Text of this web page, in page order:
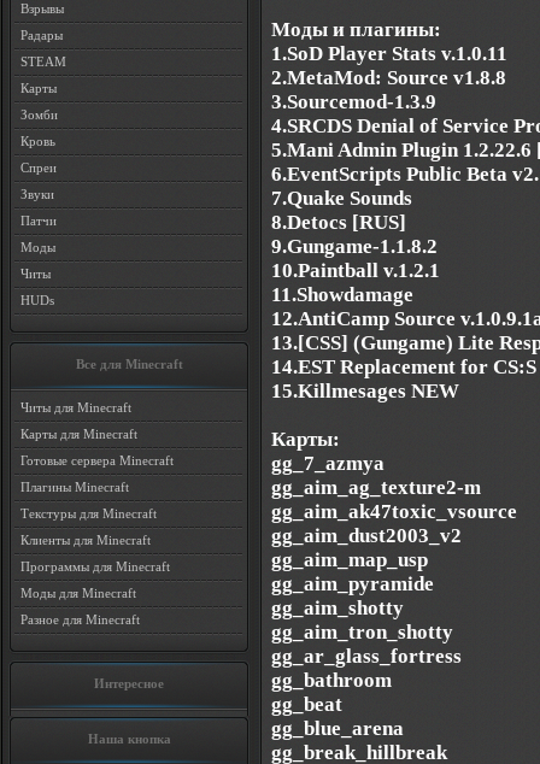
Взрывы
Радары
STEAM
Карты
Зомби
Кровь
Спреи
Звуки
Патчи
Моды
Читы
HUDs
Все для Minecraft
Читы для Minecraft
Карты для Minecraft
Готовые сервера Minecraft
Плагины Minecraft
Текстуры для Minecraft
Клиенты для Minecraft
Программы для Minecraft
Моды для Minecraft
Разное для Minecraft
Интересное
Наша кнопка
Моды и плагины:
1.SoD Player Stats v.1.0.11
2.MetaMod: Source v1.8.8
3.Sourcemod-1.3.9
4.SRCDS Denial of Service
5.Mani Admin Plugin 1.2.22.6
6.EventScripts Public Beta
7.Quake Sounds
8.Detocs [RUS]
9.Gungame-1.1.8.2
10.Paintball v.1.2.1
11.Showdamage
12.AntiCamp Source
13.[CSS] (Gungame) Lite
14.EST Replacement for CS:S
15.Killmesages NEW
Карты:
gg_7_azmya
gg_aim_ag_texture2-m
gg_aim_ak47toxic_vsource
gg_aim_dust2003_v2
gg_aim_map_usp
gg_aim_pyramide
gg_aim_shotty
gg_aim_tron_shotty
gg_ar_glass_fortress
gg_bathroom
gg_beat
gg_blue_arena
gg_break_hillbreak